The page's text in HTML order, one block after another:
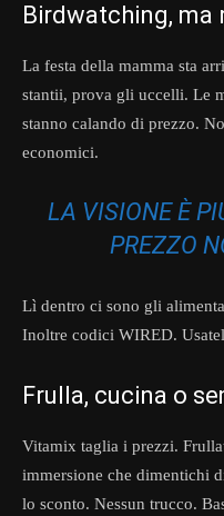
Birdwatching,
La festa della mamma sta
stantii, prova gli uccelli. Le
stanno calando di prezzo.
economici.
LA VISIONE È
PREZZO
Lì dentro ci sono gli
Inoltre codici WIRED.
Frulla, cucina o
Vitamix taglia i prezzi.
immersione che dimentichi
lo sconto. Nessun trucco.